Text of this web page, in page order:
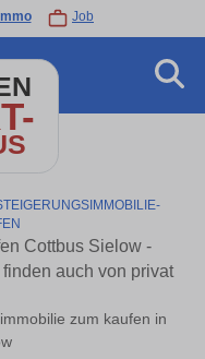
Immo Job
Cottbus Sielow -
auch von privat
zum kaufen in